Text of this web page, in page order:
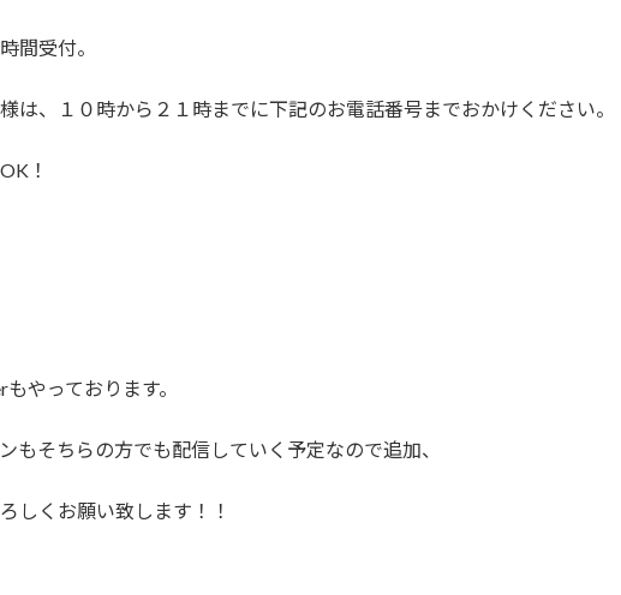
間受付。
は、１０時から２１時までに下記のお電話番号までおかけください。
！
やっております。
もそちらの方でも配信していく予定なので追加、
しくお願い致します！！